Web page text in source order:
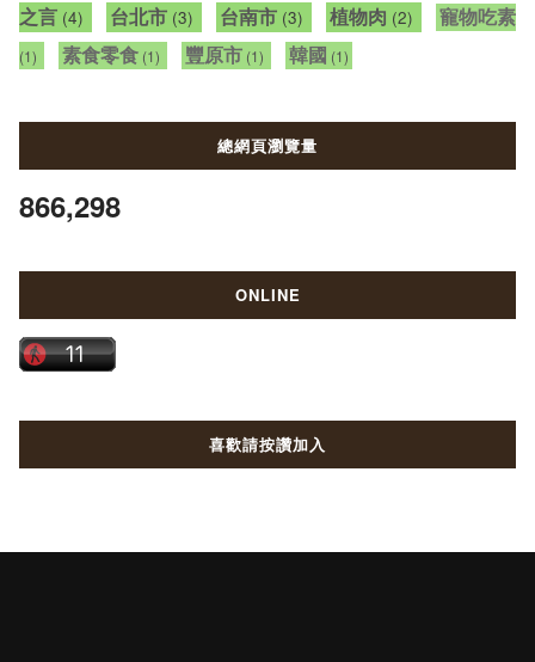
之言 (4) 台北市 (3) 台南市 (3) 植物肉 (2) 寵物吃素
(1) 素食零食 (1) 豐原市 (1) 韓國 (1)
總網頁瀏覽量
866,298
ONLINE
喜歡請按讚加入